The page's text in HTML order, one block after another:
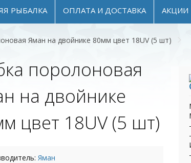
РЫБАЛКА ОПЛАТА И ДОСТАВКА АКЦИИ
Яман на двойнике 80мм цвет 18UV (5 шт)
поролоновая
на двойнике
цвет 18UV (5 шт)
Яман